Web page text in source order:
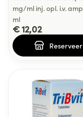
mg/ml inj. opl. i.v.
ml
€ 12,02
Reserveer